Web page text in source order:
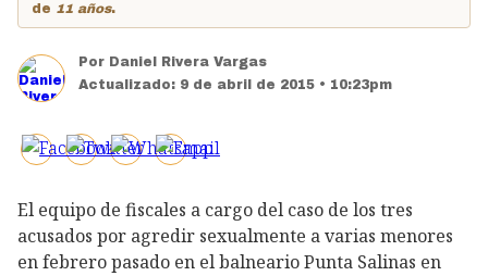
de 11 años.
Por Daniel Rivera Vargas
Actualizado: 9 de abril de 2015 • 10:23pm
El equipo de fiscales a cargo del caso de los tres
acusados por agredir sexualmente a varias menores
en febrero pasado en el balneario Punta Salinas en